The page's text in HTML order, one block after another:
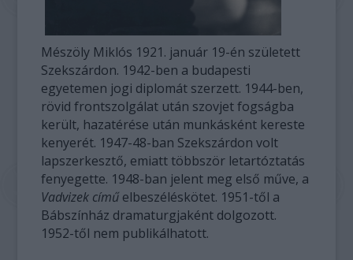
Mészöly Miklós 1921. január 19-én született
Szekszárdon. 1942-ben a budapesti
egyetemen jogi diplomát szerzett. 1944-ben,
rövid frontszolgálat után szovjet fogságba
került, hazatérése után munkásként kereste
kenyerét. 1947-48-ban Szekszárdon volt
lapszerkesztő, emiatt többször letartóztatás
fenyegette. 1948-ban jelent meg első műve, a
Vadvizek című elbeszéléskötet. 1951-től a
Bábszínház dramaturgjaként dolgozott.
1952-től nem publikálhatott.